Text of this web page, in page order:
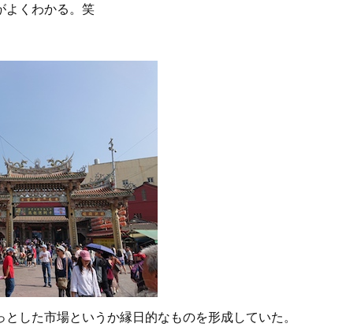
よくわかる。笑
とした市場というか縁日的なものを形成していた。